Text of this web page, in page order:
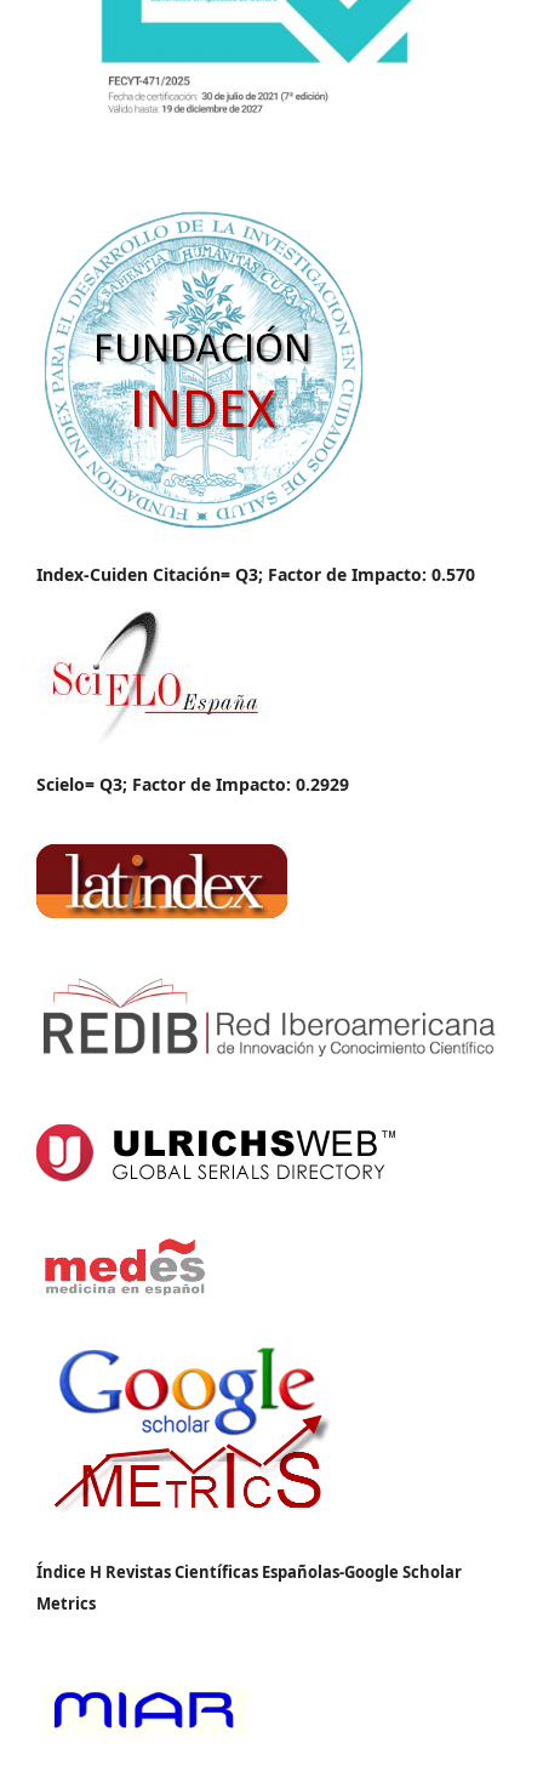
Index-Cuiden Citación= Q3; Factor de Impacto: 0.570
Scielo= Q3; Factor de Impacto: 0.2929
Índice H Revistas Científicas Españolas-Google Scholar
Metrics